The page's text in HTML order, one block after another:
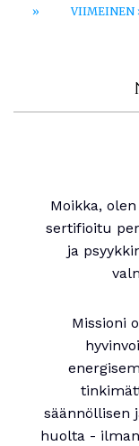
» VIIMEINEN
Moikka,
sertifioitu
ja
Missioni
säännöllisen
huolta -